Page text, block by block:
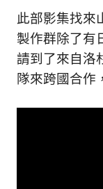
此部影集找來
製作群除了有
請到了來自洛
隊來跨國合作